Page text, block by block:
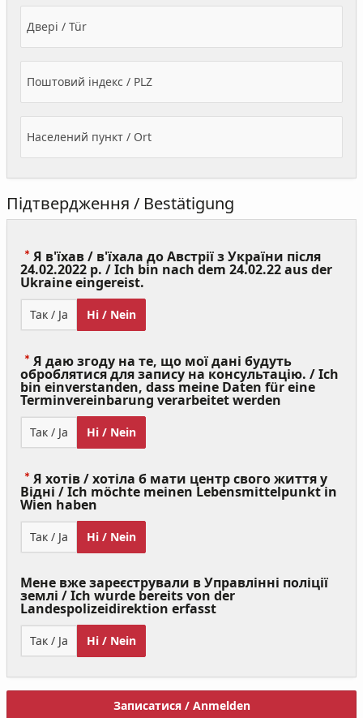
Двері / Tür
Поштовий індекс / PLZ
Населений пункт / Ort
Підтвердження / Bestätigung
Я в'їхав / в'їхала до Австрії з України після
24.02.2022 р. / Ich bin nach dem 24.02.22 aus der
Ukraine eingereist.
Required)
Так / Ja Ні / Nein
Я даю згоду на те, що мої дані будуть
оброблятися для запису на консультацію. / Ich
bin einverstanden, dass meine Daten für eine
Terminvereinbarung verarbeitet werden
Так / Ja Ні / Nein
Я хотів / хотіла б мати центр свого життя у
Відні / Ich möchte meinen Lebensmittelpunkt in
Wien haben
Required)
Так / Ja Ні / Nein
Мене вже зареєстрували в Управлінні поліції
землі / Ich wurde bereits von der
Landespolizeidirektion erfasst
Так / Ja Ні / Nein
Записатися / Anmelden